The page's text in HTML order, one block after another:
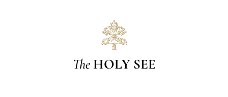
The HOLY SEE